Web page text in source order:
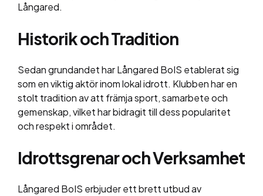
Långared.
Historik och Tradition
Sedan grundandet har Långared BoIS etablerat sig
som en viktig aktör inom lokal idrott. Klubben har en
stolt tradition av att främja sport, samarbete och
gemenskap, vilket har bidragit till dess popularitet
och respekt i området.
Idrottsgrenar och Verksamhet
Långared BoIS erbjuder ett brett utbud av